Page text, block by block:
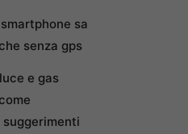
sa
senza gps
e gas